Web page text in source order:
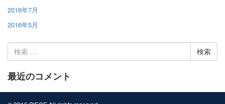
2016年7月
2016年5月
索:
最近のコメント